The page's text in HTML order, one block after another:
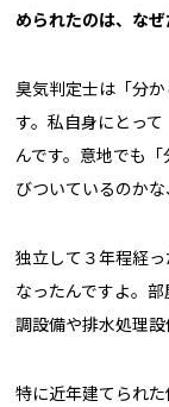
められたのは、な
臭気判定士は「分
す。私自身にとっ
んです。意地でも
びついているのかな
独立して３年程経
なったんですよ。
調設備や排水処理
特に近年建てられ